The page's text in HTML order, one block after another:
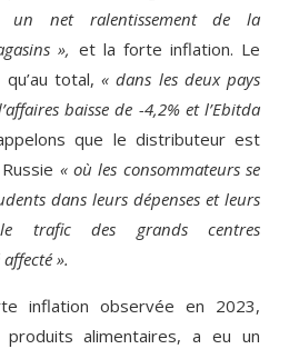
un net ralentissement de la
», et la forte inflation. Le
total, « dans les deux pays
baisse de -4,2% et l’Ebitda
que le distributeur est
« où les consommateurs se
dans leurs dépenses et leurs
trafic des grands centres
».
inflation observée en 2023,
alimentaires, a eu un